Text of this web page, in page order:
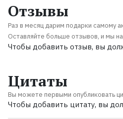
Отзывы
Раз в месяц дарим подарки самому
Оставляйте больше отзывов, и мы
Чтобы добавить отзыв, вы
Цитаты
Вы можете первыми опубликовать
Чтобы добавить цитату, вы